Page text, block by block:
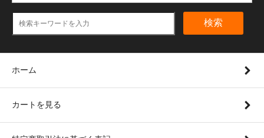
検索
ホーム
カートを見る